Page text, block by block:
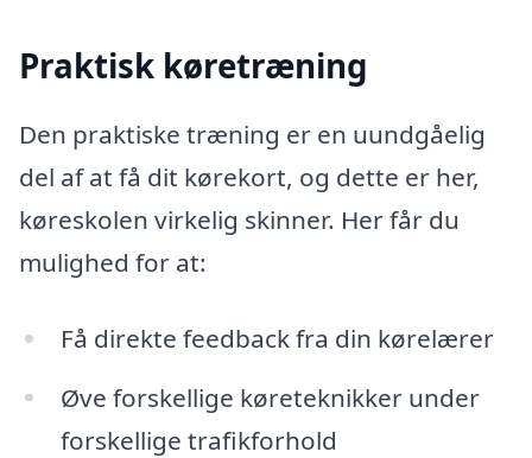
Praktisk køretræning
Den praktiske træning er en uundgåelig
del af at få dit kørekort, og dette er her,
køreskolen virkelig skinner. Her får du
mulighed for at:
Få direkte feedback fra din kørelærer
Øve forskellige køreteknikker under
forskellige trafikforhold